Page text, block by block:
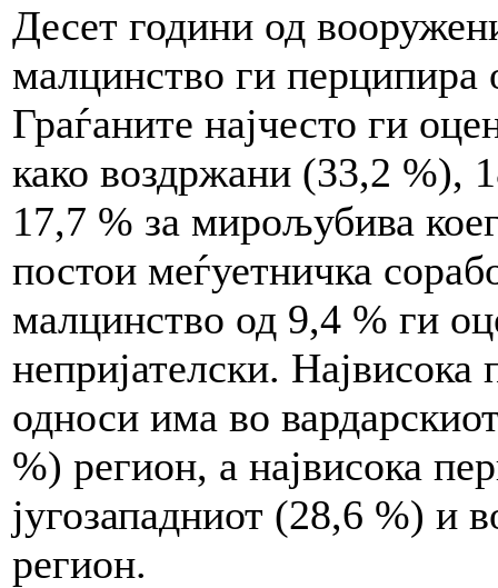
Десет години од
малцинство ги перципира
Граѓаните најчесто ги
како воздржани (33,2 %),
17,7 % за мирољубива
постои меѓуетничка
малцинство од 9,4 % ги
непријателски. Највисока
односи има во
%) регион, а највисока
југозападниот (28,6 %) и
регион.